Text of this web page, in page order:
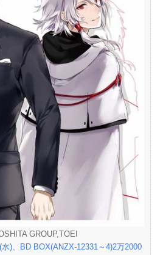
GROUP,TOEI
)、BD BOX(ANZX-12331～4)2万2000